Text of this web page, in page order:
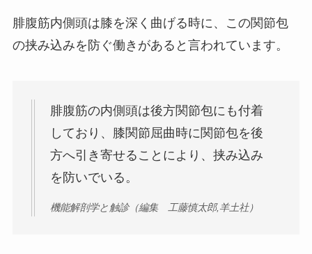
腓腹筋内側頭は膝を深く曲げる時に、この関節包
の挟み込みを防ぐ働きがあると言われています。
腓腹筋の内側頭は後方関節包にも付着
しており、膝関節屈曲時に関節包を後
方へ引き寄せることにより、挟み込み
を防いでいる。
機能解剖学と触診（編集 工藤慎太郎,羊土社）